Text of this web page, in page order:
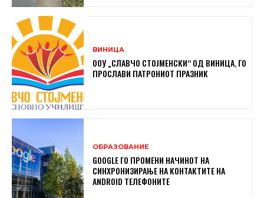
ВИНИЦА
ООУ „СЛАВЧО СТОЈМЕНСКИ“ ОД ВИНИЦА, ГО
ПРОСЛАВИ ПАТРОНИОТ ПРАЗНИК
ОБРАЗОВАНИЕ
GOOGLE ГО ПРОМЕНИ НАЧИНОТ НА
СИНХРОНИЗИРАЊЕ НА КОНТАКТИТЕ НА
ANDROID ТЕЛЕФОНИТЕ